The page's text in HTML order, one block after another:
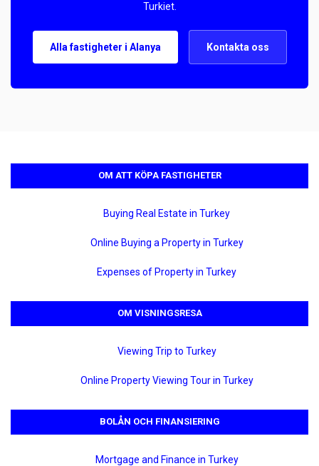
Turkiet.
Alla fastigheter i Alanya Kontakta oss
OM ATT KÖPA FASTIGHETER
Buying Real Estate in Turkey
Online Buying a Property in Turkey
Expenses of Property in Turkey
OM VISNINGSRESA
Viewing Trip to Turkey
Online Property Viewing Tour in Turkey
BOLÅN OCH FINANSIERING
Mortgage and Finance in Turkey